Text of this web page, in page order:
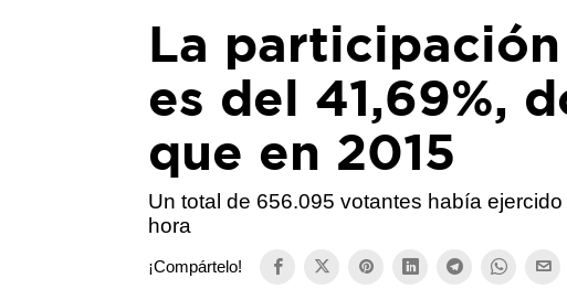
La
es del 41,69%,
que en 2015
Un total de 656.095 votantes había
hora
¡Compártelo!